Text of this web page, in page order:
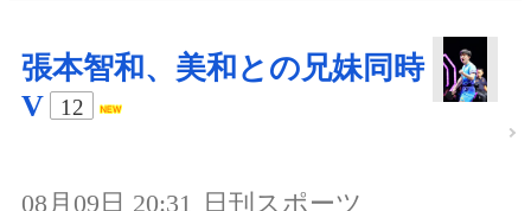
張本智和、美和との兄妹同時
V
12
08月09日 20:31 日刊スポーツ